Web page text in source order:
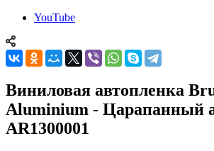
YouTube
Виниловая автопленка
Aluminium - Царапанный
AR1300001